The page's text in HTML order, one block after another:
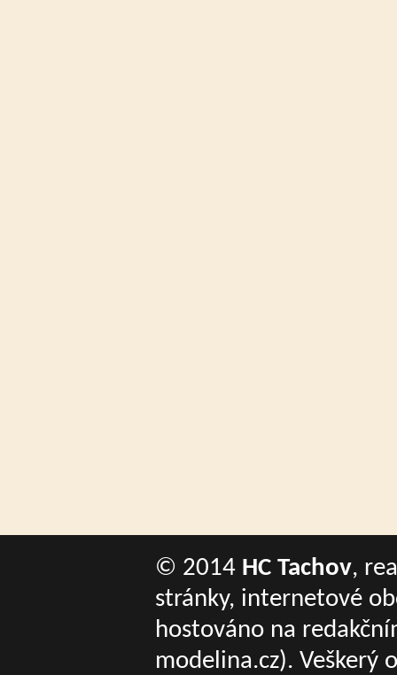
© 2014 HC Tachov,
stránky, internetové
hostováno na
modelina.cz). Veškerý